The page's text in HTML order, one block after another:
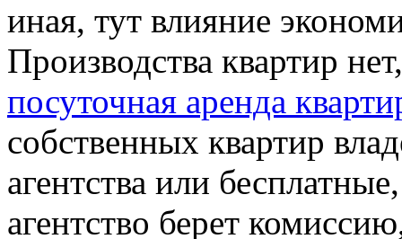
иная, тут влияние
Производства квартир
посуточная аренда
собственных квартир
агентства или
агентство берет